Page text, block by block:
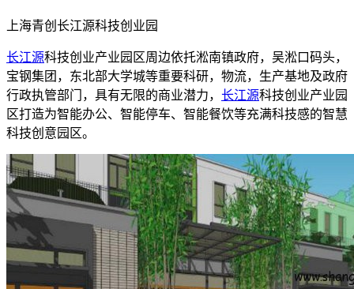
上海青创长江源科技创业园
长江源科技创业产业园区周边依托淞南镇政府，吴淞口码头，
宝钢集团，东北部大学城等重要科研，物流，生产基地及政府
行政执管部门，具有无限的商业潜力， 长江源科技创业产业园
区打造为智能办公、智能停车、智能餐饮等充满科技感的智慧
科技创意园区。